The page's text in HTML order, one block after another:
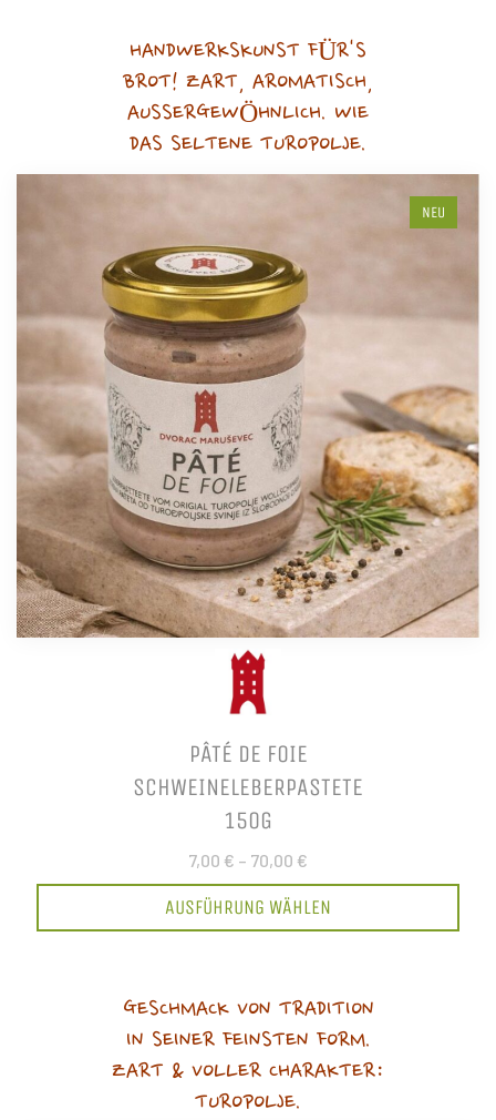
HANDWERKSKUNST FÜR'S
BROT! ZART, AROMATISCH,
AUSSERGEWÖHNLICH. WIE
DAS SELTENE TUROPOLJE.
NEU
PÂTÉ DE FOIE
SCHWEINELEBERPASTETE
150G
7,00 € – 70,00 €
AUSFÜHRUNG WÄHLEN
GESCHMACK VON TRADITION
IN SEINER FEINSTEN FORM.
ZART & VOLLER CHARAKTER:
TUROPOLJE.